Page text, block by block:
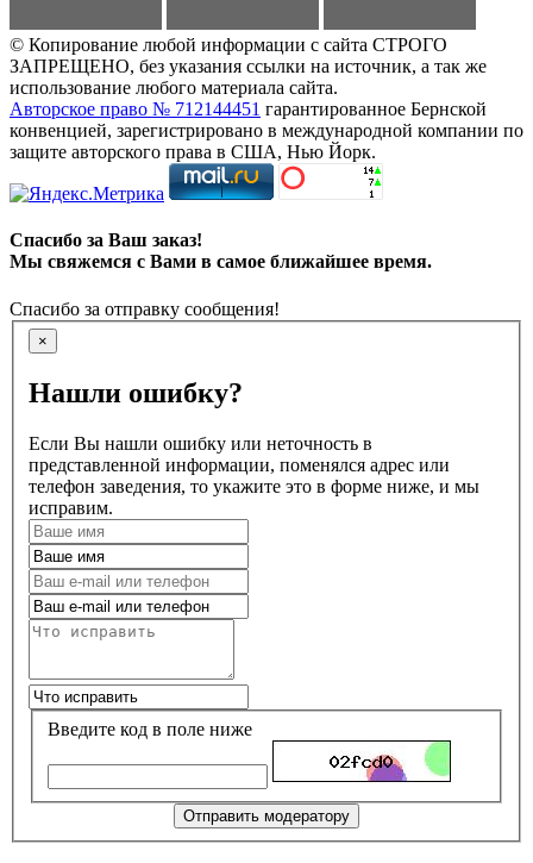
© Копирование любой информации с сайта СТРОГО
ЗАПРЕЩЕНО, без указания ссылки на источник, а так же
использование любого материала сайта.
Авторское право № 712144451 гарантированное Бернской
конвенцией, зарегистрировано в международной компании по
защите авторского права в США, Нью Йорк.
Спасибо за Ваш заказ!
Мы свяжемся с Вами в самое ближайшее время.
Спасибо за отправку сообщения!
×
Нашли ошибку?
Если Вы нашли ошибку или неточность в
представленной информации, поменялся адрес или
телефон заведения, то укажите это в форме ниже, и мы
исправим.
Введите код в поле ниже
Отправить модератору